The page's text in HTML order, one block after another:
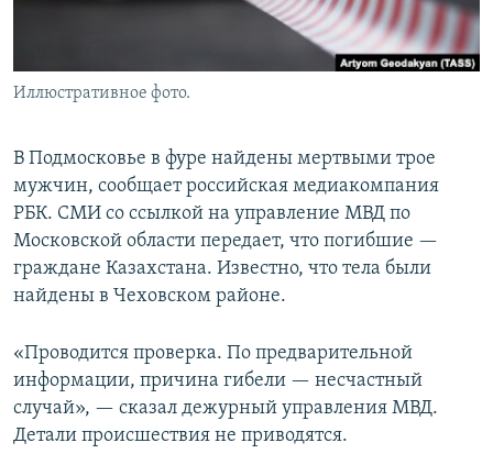
Иллюстративное фото.
В Подмосковье в фуре найдены мертвыми трое
мужчин, сообщает российская медиакомпания
РБК. СМИ со ссылкой на управление МВД по
Московской области передает, что погибшие —
граждане Казахстана. Известно, что тела были
найдены в Чеховском районе.
«Проводится проверка. По предварительной
информации, причина гибели — несчастный
случай», — сказал дежурный управления МВД.
Детали происшествия не приводятся.